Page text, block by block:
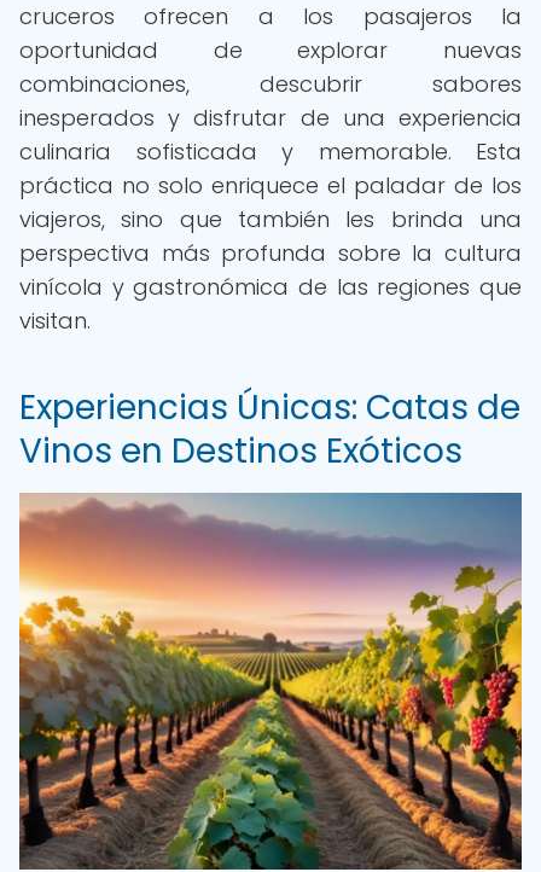
cruceros ofrecen a los pasajeros la
oportunidad de explorar nuevas
combinaciones, descubrir sabores
inesperados y disfrutar de una experiencia
culinaria sofisticada y memorable. Esta
práctica no solo enriquece el paladar de los
viajeros, sino que también les brinda una
perspectiva más profunda sobre la cultura
vinícola y gastronómica de las regiones que
visitan.
Experiencias Únicas: Catas de
Vinos en Destinos Exóticos